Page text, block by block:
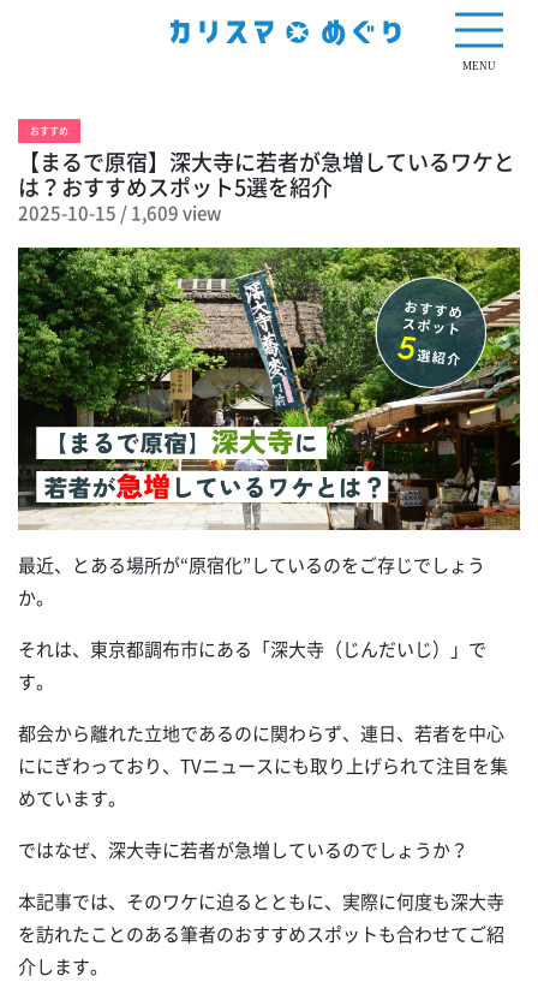
MENU
おすすめ
【まるで原宿】深大寺に若者が急増しているワケと
は？おすすめスポット5選を紹介
2025-10-15 /1,609 view
最近、とある場所が“原宿化”しているのをご存じでしょう
か。
それは、東京都調布市にある「深大寺（じんだいじ）」で
す。
都会から離れた立地であるのに関わらず、連日、若者を中心
ににぎわっており、TVニュースにも取り上げられて注目を集
めています。
ではなぜ、深大寺に若者が急増しているのでしょうか？
本記事では、そのワケに迫るとともに、実際に何度も深大寺
を訪れたことのある筆者のおすすめスポットも合わせてご紹
介します。